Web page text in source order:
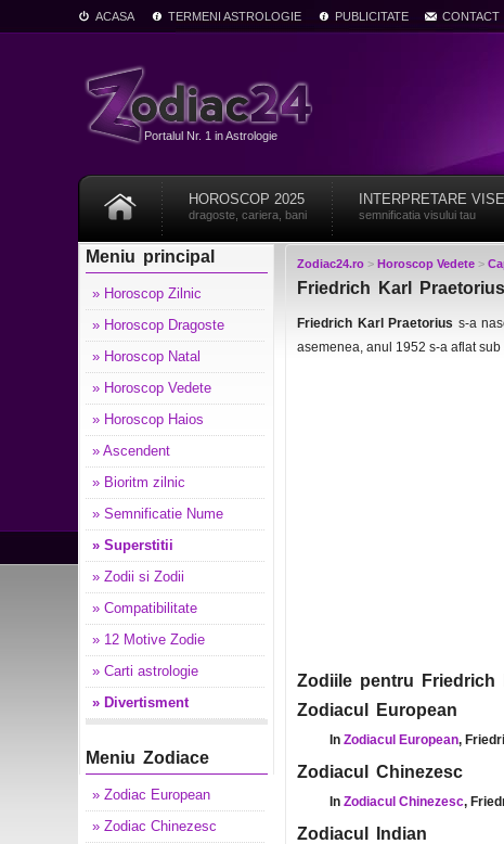
ACASA TERMENI ASTROLOGIE PUBLICITATE CONTACT
Portalul Nr. 1 in Astrologie
HOROSCOP 2025
dragoste, cariera, bani
INTERPRETARE VISE
semnificatia visului tau
Meniu principal
» Horoscop Zilnic
» Horoscop Dragoste
» Horoscop Natal
» Horoscop Vedete
» Horoscop Haios
» Ascendent
» Bioritm zilnic
» Semnificatie Nume
» Superstitii
» Zodii si Zodii
» Compatibilitate
» 12 Motive Zodie
» Carti astrologie
» Divertisment
Meniu Zodiace
» Zodiac European
» Zodiac Chinezesc
Zodiac24.ro > Horoscop Vedete >
Friedrich Karl
Friedrich Karl Praetorius s-a
asemenea, anul 1952 s-a aflat
Zodiile pentru Friedrich
Zodiacul European
In Zodiacul European,
Zodiacul Chinezesc
In Zodiacul Chinezesc,
Zodiacul Indian